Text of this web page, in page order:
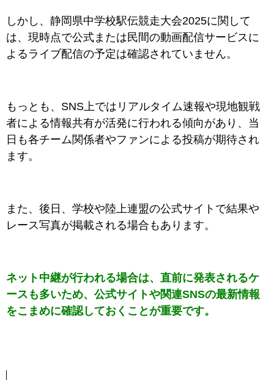
しかし、静岡県中学校駅伝競走大会2025に関して
は、現時点で公式または民間の動画配信サービスに
よるライブ配信の予定は確認されていません。
もっとも、SNS上ではリアルタイム速報や現地観戦
者による情報共有が活発に行われる傾向があり、当
日も各チーム関係者やファンによる投稿が期待され
ます。
また、後日、学校や陸上連盟の公式サイトで結果や
レース写真が掲載される場合もあります。
ネット中継が行われる場合は、直前に発表されるケ
ースも多いため、公式サイトや関連SNSの最新情報
をこまめに確認しておくことが重要です。